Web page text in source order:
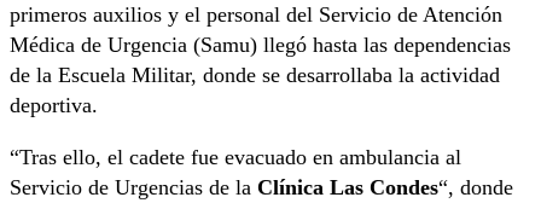
primeros auxilios y el personal del Servicio de Atención
Médica de Urgencia (Samu) llegó hasta las dependencias
de la Escuela Militar, donde se desarrollaba la actividad
deportiva.
“Tras ello, el cadete fue evacuado en ambulancia al
Servicio de Urgencias de la Clínica Las Condes“, donde